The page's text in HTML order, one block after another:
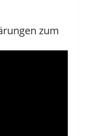
zum